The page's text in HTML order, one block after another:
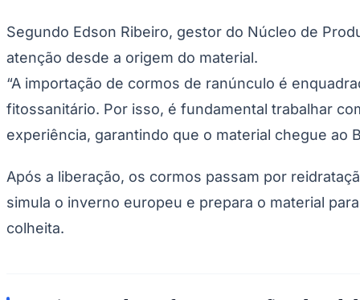
Segundo Edson Ribeiro, gestor do Núcleo de
atenção desde a origem do material.
“A importação de cormos de ranúnculo é
fitossanitário. Por isso, é fundamental trabalhar
experiência, garantindo que o material chegue ao
Após a liberação, os cormos passam por
simula o inverno europeu e prepara o material
colheita.